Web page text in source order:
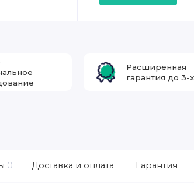
Расширенная
гарантия до 3-
0 Доставка и оплата Гарантия